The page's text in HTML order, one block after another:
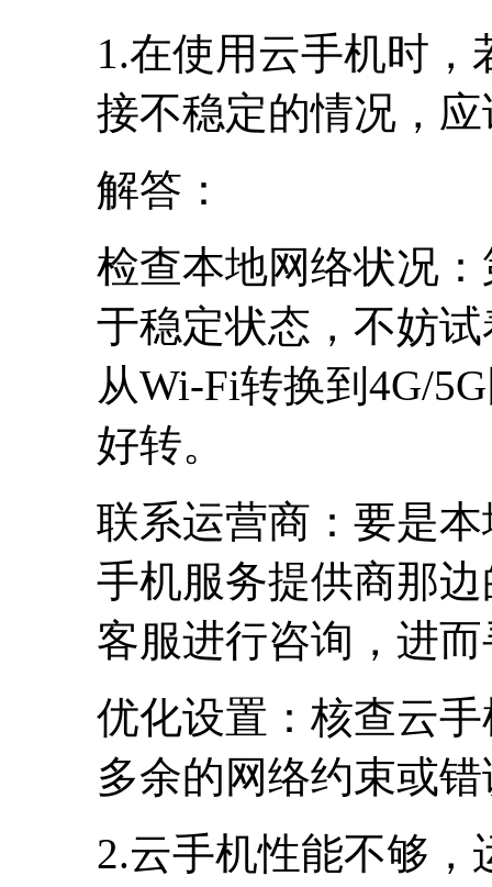
1.在使用云手机时
接不稳定的情况，
解答：
检查本地网络状况
于稳定状态，不妨
从Wi-Fi转换到4G/
好转。
联系运营商：要是
手机服务提供商那
客服进行咨询，进
优化设置：核查云
多余的网络约束或
2.云手机性能不够